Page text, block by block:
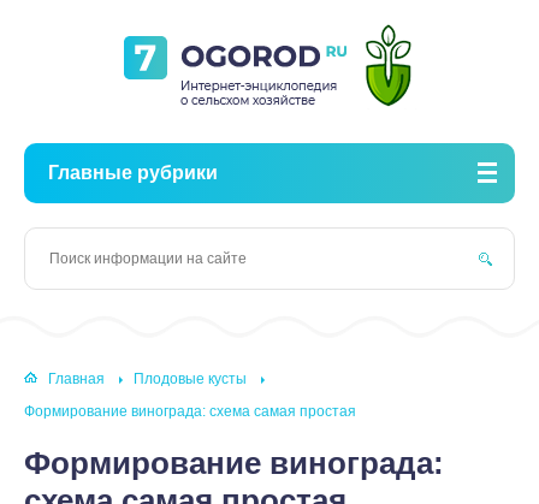
Главные рубрики
Главная
Плодовые кусты
Формирование винограда: схема самая простая
Формирование винограда: